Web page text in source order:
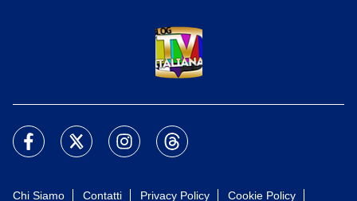
Chi Siamo Contatti Privacy Policy Cookie Policy